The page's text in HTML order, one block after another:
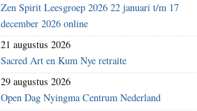
Zen Spirit Leesgroep 2026 22 januari t/m 17
december 2026 online
21 augustus 2026
Sacred Art en Kum Nye retraite
29 augustus 2026
Open Dag Nyingma Centrum Nederland